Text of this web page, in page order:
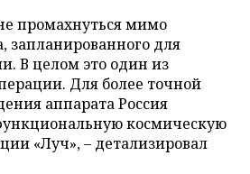
промахнуться мимо
запланированного для
В целом это один из
Для более точной
аппарата Россия
космическую
«Луч», – детализировал